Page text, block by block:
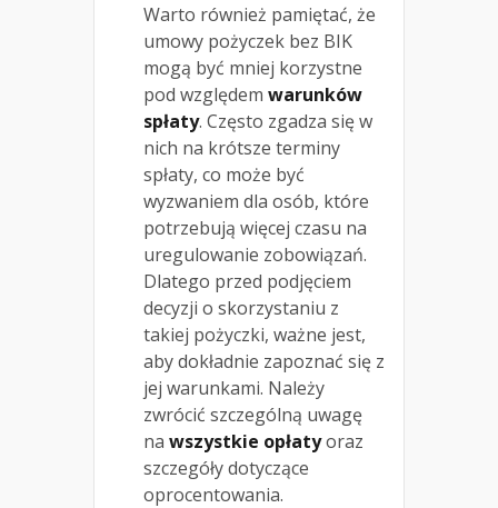
Warto również pamiętać, że
umowy pożyczek bez BIK
mogą być mniej korzystne
pod względem warunków
spłaty. Często zgadza się w
nich na krótsze terminy
spłaty, co może być
wyzwaniem dla osób, które
potrzebują więcej czasu na
uregulowanie zobowiązań.
Dlatego przed podjęciem
decyzji o skorzystaniu z
takiej pożyczki, ważne jest,
aby dokładnie zapoznać się z
jej warunkami. Należy
zwrócić szczególną uwagę
na wszystkie opłatyoraz
szczegóły dotyczące
oprocentowania.